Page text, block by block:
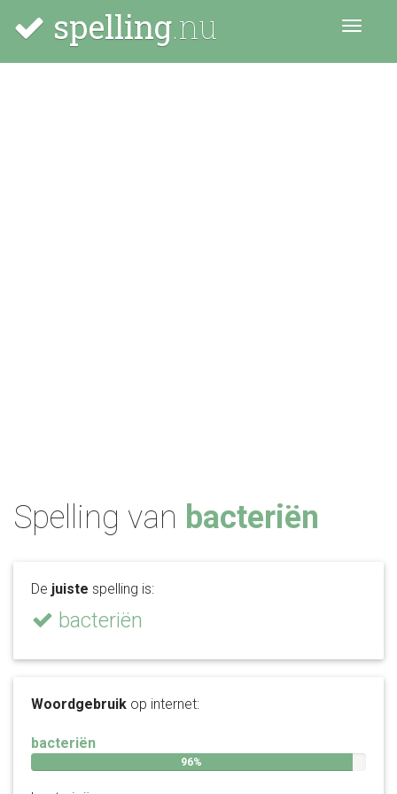
spelling.nu Menu
Spelling van bacteriën
De juiste spelling is:
bacteriën
Woordgebruik op internet:
bacteriën
96%